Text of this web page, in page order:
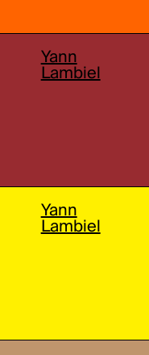
Yann
Lambiel
Yann
Lambiel